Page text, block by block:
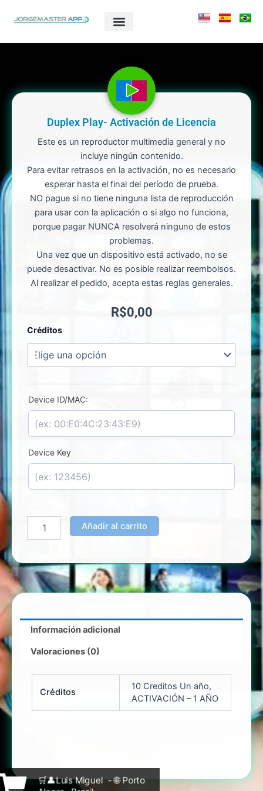
Duplex Play- Activación de Licencia
Este es un reproductor multimedia general y no
incluye ningún contenido.
Para evitar retrasos en la activación, no es necesario
esperar hasta el final del período de prueba.
NO pague si no tiene ninguna lista de reproducción
para usar con la aplicación o si algo no funciona,
porque pagar NUNCA resolverá ninguno de estos
problemas.
Una vez que un dispositivo está activado, no se
puede desactivar. No es posible realizar reembolsos.
Al realizar el pedido, acepta estas reglas generales.
R$0,00
Créditos
Device ID/MAC:
Device Key
Duplex
Activación
cantidad
Añadir al carrito
Información adicional
Valoraciones (0)
Créditos
10 Creditos Un año,
ACTIVACIÓN – 1 AÑO
🛒👤Luis Miguel - 🌐 Porto